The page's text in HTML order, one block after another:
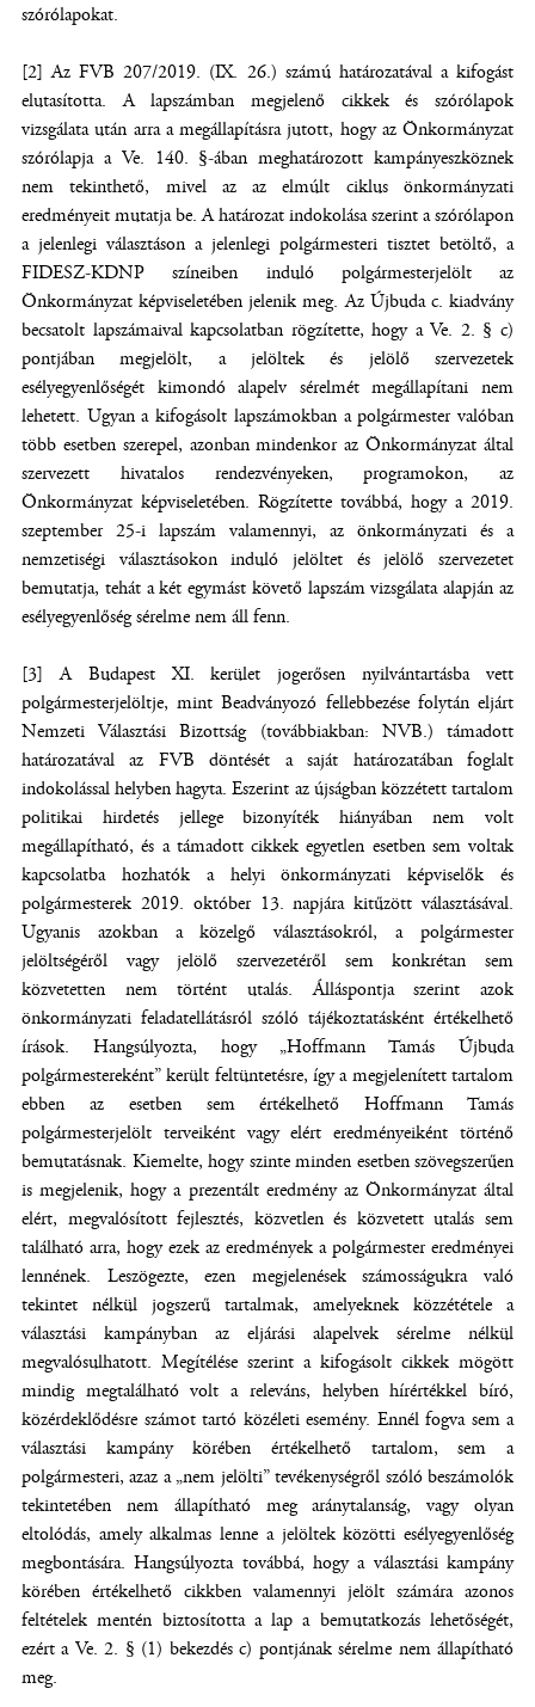
szórólapokat.
[2] Az FVB 207/2019. (IX. 26.) számú határozatával a kifogást
elutasította. A lapszámban megjelenő cikkek és szórólapok
vizsgálata után arra a megállapításra jutott, hogy az Önkormányzat
szórólapja a Ve. 140. §-ában meghatározott kampányeszköznek
nem tekinthető, mivel az az elmúlt ciklus önkormányzati
eredményeit mutatja be. A határozat indokolása szerint a szórólapon
a jelenlegi választáson a jelenlegi polgármesteri tisztet betöltő, a
FIDESZ-KDNP színeiben induló polgármesterjelölt az
Önkormányzat képviseletében jelenik meg. Az Újbuda c. kiadvány
becsatolt lapszámaival kapcsolatban rögzítette, hogy a Ve. 2. § c)
pontjában megjelölt, a jelöltek és jelölő szervezetek
esélyegyenlőségét kimondó alapelv sérelmét megállapítani nem
lehetett. Ugyan a kifogásolt lapszámokban a polgármester valóban
több esetben szerepel, azonban mindenkor az Önkormányzat által
szervezett hivatalos rendezvényeken, programokon, az
Önkormányzat képviseletében. Rögzítette továbbá, hogy a 2019.
szeptember 25-i lapszám valamennyi, az önkormányzati és a
nemzetiségi választásokon induló jelöltet és jelölő szervezetet
bemutatja, tehát a két egymást követő lapszám vizsgálata alapján az
esélyegyenlőség sérelme nem áll fenn.
[3] A Budapest XI. kerület jogerősen nyilvántartásba vett
polgármesterjelöltje, mint Beadványozó fellebbezése folytán eljárt
Nemzeti Választási Bizottság (továbbiakban: NVB.) támadott
határozatával az FVB döntését a saját határozatában foglalt
indokolással helyben hagyta. Eszerint az újságban közzétett tartalom
politikai hirdetés jellege bizonyíték hiányában nem volt
megállapítható, és a támadott cikkek egyetlen esetben sem voltak
kapcsolatba hozhatók a helyi önkormányzati képviselők és
polgármesterek 2019. október 13. napjára kitűzött választásával.
Ugyanis azokban a közelgő választásokról, a polgármester
jelöltségéről vagy jelölő szervezetéről sem konkrétan sem
közvetetten nem történt utalás. Álláspontja szerint azok
önkormányzati feladatellátásról szóló tájékoztatásként értékelhető
írások. Hangsúlyozta, hogy „Hoffmann Tamás Újbuda
polgármestereként” került feltüntetésre, így a megjelenített tartalom
ebben az esetben sem értékelhető Hoffmann Tamás
polgármesterjelölt terveiként vagy elért eredményeiként történő
bemutatásnak. Kiemelte, hogy szinte minden esetben szövegszerűen
is megjelenik, hogy a prezentált eredmény az Önkormányzat által
elért, megvalósított fejlesztés, közvetlen és közvetett utalás sem
található arra, hogy ezek az eredmények a polgármester eredményei
lennének. Leszögezte, ezen megjelenések számosságukra való
tekintet nélkül jogszerű tartalmak, amelyeknek közzététele a
választási kampányban az eljárási alapelvek sérelme nélkül
megvalósulhatott. Megítélése szerint a kifogásolt cikkek mögött
mindig megtalálható volt a releváns, helyben hírértékkel bíró,
közérdeklődésre számot tartó közéleti esemény. Ennél fogva sem a
választási kampány körében értékelhető tartalom, sem a
polgármesteri, azaz a „nem jelölti” tevékenységről szóló beszámolók
tekintetében nem állapítható meg aránytalanság, vagy olyan
eltolódás, amely alkalmas lenne a jelöltek közötti esélyegyenlőség
megbontására. Hangsúlyozta továbbá, hogy a választási kampány
körében értékelhető cikkben valamennyi jelölt számára azonos
feltételek mentén biztosította a lap a bemutatkozás lehetőségét,
ezért a Ve. 2. § (1) bekezdés c) pontjának sérelme nem állapítható
meg.